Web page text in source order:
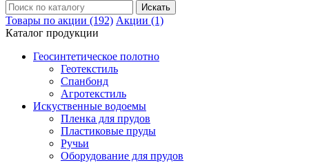
Товары по акции (192) Акции (1)
Каталог продукции
Геосинтетическое полотно
Геотекстиль
Спанбонд
Агротекстиль
Искуственные водоемы
Пленка для прудов
Пластиковые пруды
Ручьи
Оборудование для прудов